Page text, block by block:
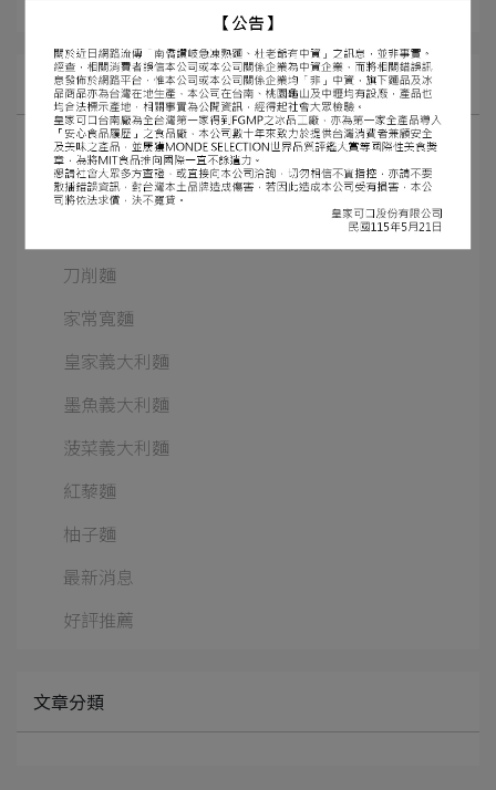
所有文章主題
讚岐烏龍麵
職人拉麵
刀削麵
家常寬麵
皇家義大利麵
墨魚義大利麵
菠菜義大利麵
紅藜麵
柚子麵
最新消息
好評推薦
文章分類